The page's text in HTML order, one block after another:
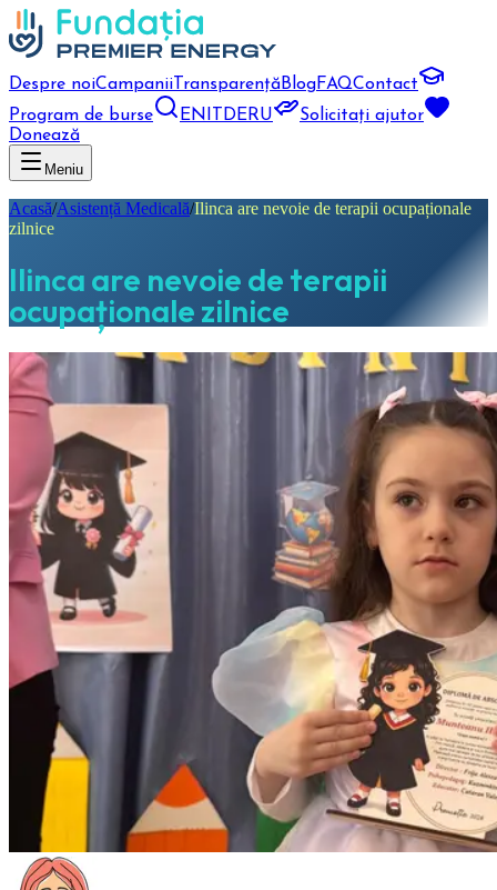
Despre noiCampanii TransparențăBlogFAQContact
Program de burse
EN DERU
Solicitați ajutor
Donează
Meniu
Acasă/Asistență Medicală/Ilinca are nevoie de terapii ocupaționale
zilnice
Ilinca are nevoie de terapii
ocupaționale zilnice